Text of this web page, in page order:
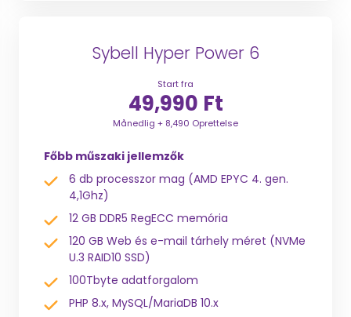
Sybell Hyper Power 6
Start fra
49,990 Ft
Månedlig + 8,490 Oprettelse
Főbb műszaki jellemzők
6 db processzor mag (AMD EPYC 4. gen.
4,1Ghz)
12 GB DDR5 RegECC memória
120 GB Web és e-mail tárhely méret (NVMe
U.3 RAID10 SSD)
100Tbyte adatforgalom
PHP 8.x, MySQL/MariaDB 10.x